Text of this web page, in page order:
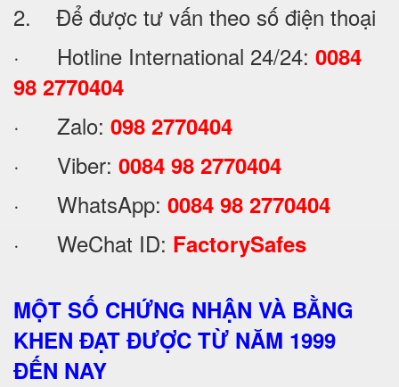
2. Để được tư vấn theo số điện thoại
· Hotline International 24/24: 0084
98 2770404
· Zalo: 098 2770404
· Viber: 0084 98 2770404
· WhatsApp: 0084 98 2770404
· WeChat ID: FactorySafes
MỘT SỐ CHỨNG NHẬN VÀ BẰNG
KHEN ĐẠT ĐƯỢC TỪ NĂM 1999
ĐẾN NAY